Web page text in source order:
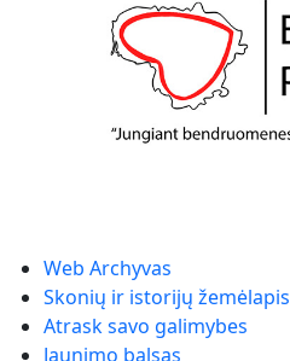
Web Archyvas
Skonių ir istorijų žemėlapis
Atrask savo galimybes
Jaunimo balsas